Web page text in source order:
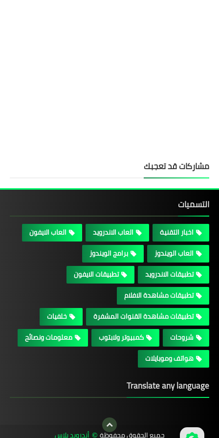
مشاركات قد تعجبك
التسميات
اخبار التقنية العاب الاندرويد
العاب الايفون
العاب الويندوز
برامج الويندوز
تطبيقات الاندرويد
تطبيقات الايفون
تطبيقات مشاهدة الافلام
تطبيقات مشاهدة القنوات المشفرة
خلفيات
شروحات
كمبيوتر ولابتوب
معلومات ونصائح
هواتف وموبايلات
Translate any language
جميع الحقوق محفوظة © أندرويد بلاس